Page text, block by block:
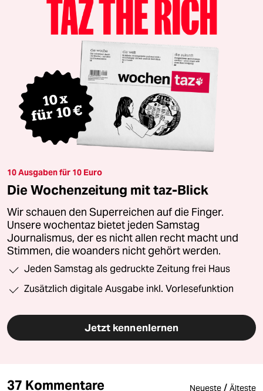
10 Ausgaben für 10 Euro
Die Wochenzeitung mit taz-Blick
Wir schauen den Superreichen auf die Finger.
Unsere wochentaz bietet jeden Samstag
Journalismus, der es nicht allen recht macht und
Stimmen, die woanders nicht gehört werden.
Jeden Samstag als gedruckte Zeitung frei Haus
Zusätzlich digitale Ausgabe inkl. Vorlesefunktion
Jetzt kennenlernen
37 Kommentare Neueste / Älteste